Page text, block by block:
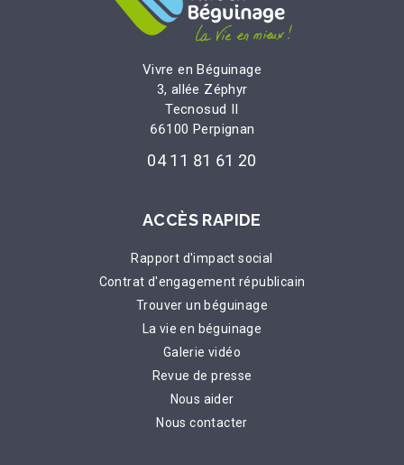
Vivre en Béguinage
3, allée Zéphyr
Tecnosud II
66100 Perpignan
04 11 81 61 20
ACCÈS RAPIDE
Rapport d'impact social
Contrat d'engagement républicain
Trouver un béguinage
La vie en béguinage
Galerie vidéo
Revue de presse
Nous aider
Nous contacter